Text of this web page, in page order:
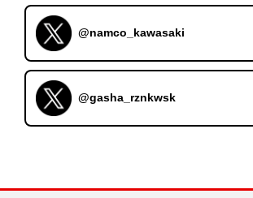
@namco_kawasaki
@gasha_rznkwsk